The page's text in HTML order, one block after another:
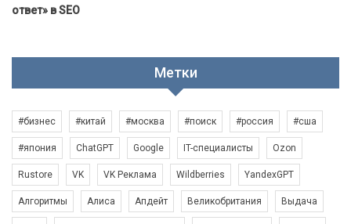
ответ» в SEO
Метки
#бизнес #китай #москва #поиск #россия #сша
#япония ChatGPT Google IT-специалисты Ozon
Rustore VK VK Реклама Wildberries YandexGPT
Алгоритмы Алиса Апдейт Великобритания Выдача